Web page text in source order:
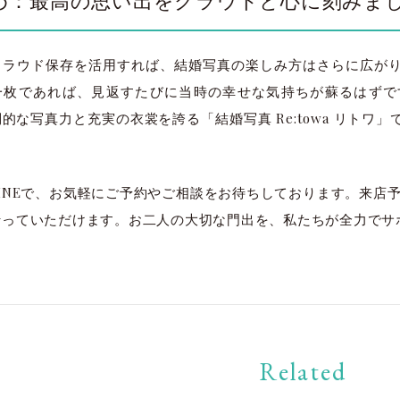
ウド保存を活用すれば、結婚写真の楽しみ方はさらに広が
であれば、見返すたびに当時の幸せな気持ちが蘇るはず
な写真力と充実の衣裳を誇る「結婚写真 Re:towa リトワ」
で、お気軽にご予約やご相談をお待ちしております。来店
ていただけます。お二人の大切な門出を、私たちが全力でサ
Related